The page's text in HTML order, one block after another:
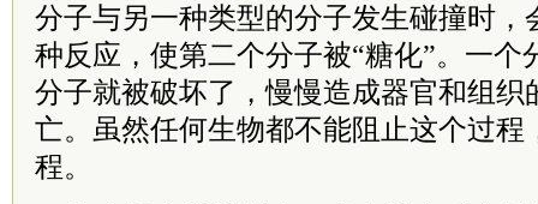
分子与另一种类型的分子发生碰撞时，
种反应，使第二个分子被“糖化”。一个
分子就被破坏了，慢慢造成器官和组织
亡。虽然任何生物都不能阻止这个过程
程。